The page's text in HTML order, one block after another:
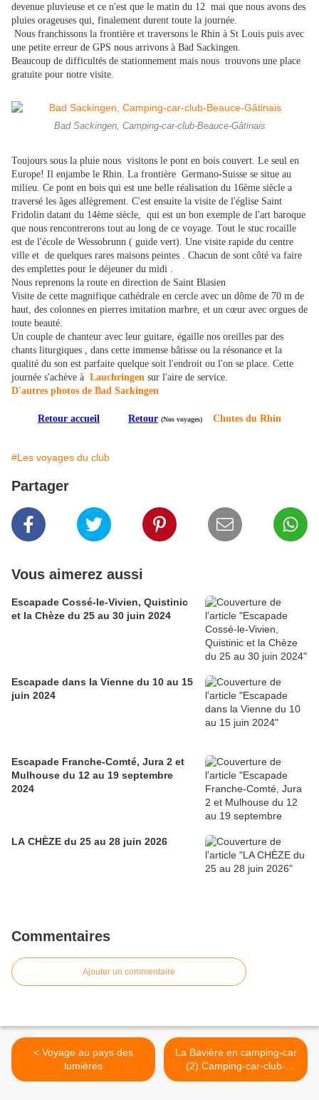
devenue pluvieuse et ce n'est que le matin du 12 mai que nous avons des
pluies orageuses qui, finalement durent toute la journée.
Nous franchissons la frontière et traversons le Rhin à St Louis puis avec
une petite erreur de GPS nous arrivons à Bad Sackingen.
Beaucoup de difficultés de stationnement mais nous trouvons une place
gratuite pour notre visite.
Bad Sackingen, Camping-car-club-Beauce-Gâtinais
Toujours sous la pluie nous visitons le pont en bois couvert. Le seul en
Europe! Il enjambe le Rhin. La frontière Germano-Suisse se situe au
milieu. Ce pont en bois qui est une belle réalisation du 16ème siècle a
traversé les âges allègrement. C'est ensuite la visite de l'église Saint
Fridolin datant du 14ème siècle, qui est un bon exemple de l'art baroque
que nous rencontrerons tout au long de ce voyage. Tout le stuc rocaille
est de l'école de Wessobrunn ( guide vert). Une visite rapide du centre
ville et de quelques rares maisons peintes . Chacun de sont côté va faire
des emplettes pour le déjeuner du midi .
Nous reprenons la route en direction de Saint Blasien
Visite de cette magnifique cathédrale en cercle avec un dôme de 70 m de
haut, des colonnes en pierres imitation marbre, et un cœur avec orgues de
toute beauté.
Un couple de chanteur avec leur guitare, égaille nos oreilles par des
chants liturgiques , dans cette immense bâtisse ou la résonance et la
qualité du son est parfaite quelque soit l'endroit ou l'on se place. Cette
journée s'achève à Lauchringen sur l'aire de service.
D'autres photos de Bad Sackingen
Retour accueil Retour (Nos voyages) Chutes du Rhin
#Les voyages du club
Partager
Vous aimerez aussi
Escapade Cossé-le-Vivien, Quistinic
et la Chèze du 25 au 30 juin 2024
Escapade dans la Vienne du 10 au 15
juin 2024
Escapade Franche-Comté, Jura 2 et
Mulhouse du 12 au 19 septembre
2024
LA CHÈZE du 25 au 28 juin 2026
Commentaires
Ajouter un commentaire
< Voyage au pays des
lumières
La Bavière en camping-car
(2) Camping-car-club-
Beauce-Gâtinais >